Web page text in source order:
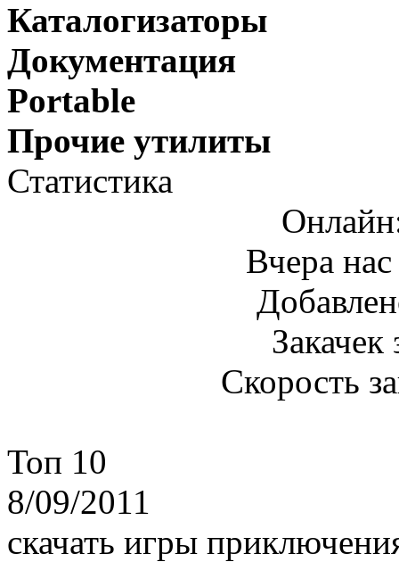
Каталогизаторы
Документация
Portable
Прочие утилиты
Статистика
Вчера
Закачек
Скорость
Топ 10
8/09/2011
скачать игры